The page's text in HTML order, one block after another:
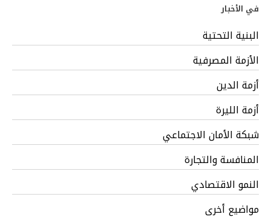
في الأخبار
البنية التحتية
الأزمة المصرفية
أزمة الدين
أزمة الليرة
شبكة الأمان الاجتماعي
المنافسة والتجارة
النمو الاقتصادي
مواضيع أخرى